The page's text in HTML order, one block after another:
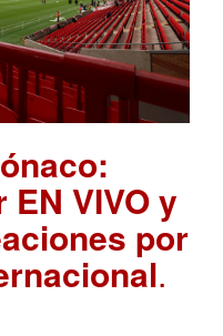
VIVO y
por
.